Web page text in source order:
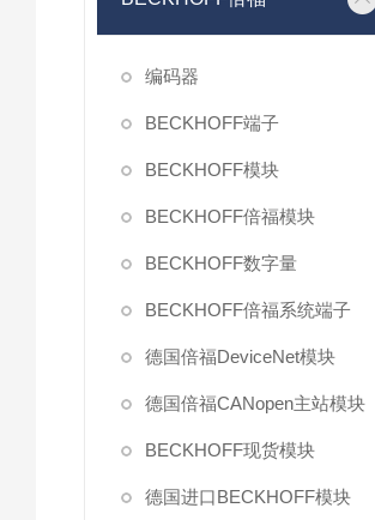
编码器
BECKHOFF端子
BECKHOFF模块
BECKHOFF倍福模块
BECKHOFF数字量
BECKHOFF倍福系统端子
德国倍福DeviceNet模块
德国倍福CANopen主站模块
BECKHOFF现货模块
德国进口BECKHOFF模块